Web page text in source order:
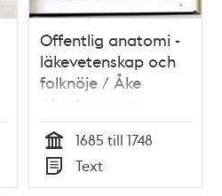
Offentlig anatomi -
läkevetenskap och
folknöje / Åke
Abrahamsson
Tid
1685 till 1748
Typ
Text